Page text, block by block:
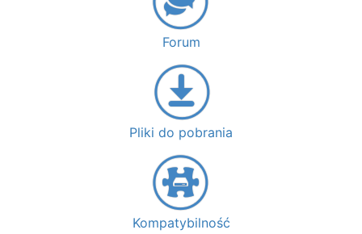
Forum
Pliki do pobrania
Kompatybilność